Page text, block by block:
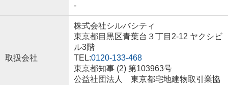
-
取扱会社
株式会社シルバシティ
東京都目黒区青葉台３丁目2-12 ヤクシビ
ル3階
TEL:0120-133-468
東京都知事 (2) 第103963号
公益社団法人 東京都宅地建物取引業協